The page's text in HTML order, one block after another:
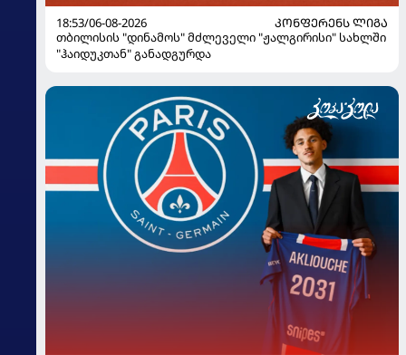
18:53/06-08-2026
ᲙᲝᲜᲤᲔᲠᲔᲜᲡ ᲚᲘᲒᲐ
თბილისის "დინამოს" მძლეველი "ჟალგირისი" სახლში
"ჰაიდუკთან" განადგურდა